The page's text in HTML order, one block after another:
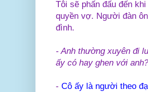
Tôi sẽ phấn đấu đến
quyền vợ. Người đàn
đình.
- Anh thường xuyên đi
ấy có hay ghen với anh?
- Cô ấy là người theo